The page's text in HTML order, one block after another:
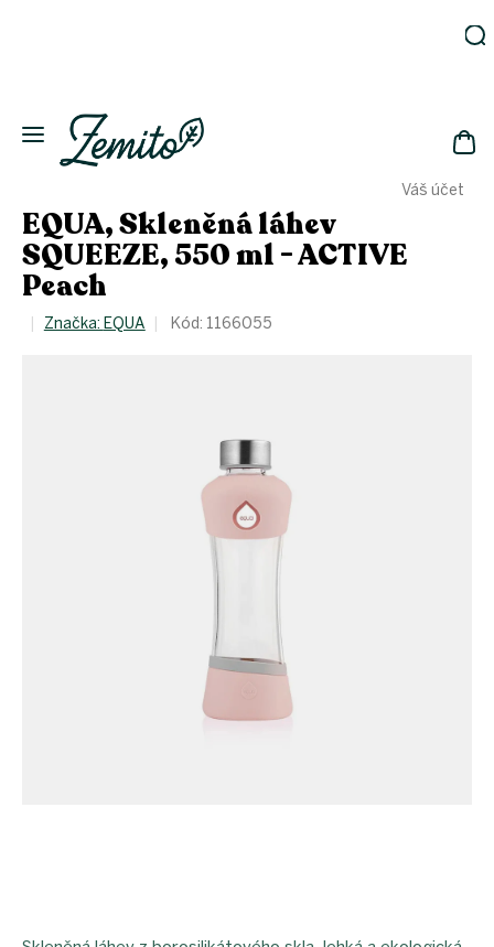
Váš účet
Eko
domácnost
Kosmetika
Eko
láhve
Akce
Zachraň
EQUA, Skleněná láhev
SQUEEZE, 550 ml - ACTIVE
Peach
Značka: EQUA Kód: 1166055